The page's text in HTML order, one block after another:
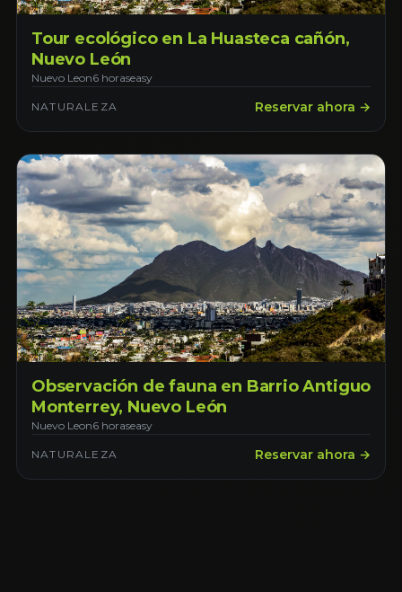
Tour ecológico en La Huasteca cañón,
Nuevo León
Nuevo Leon6 horaseasy
NATURALEZA Reservar ahora →
Observación de fauna en Barrio Antiguo
Monterrey, Nuevo León
Nuevo Leon6 horaseasy
NATURALEZA Reservar ahora →